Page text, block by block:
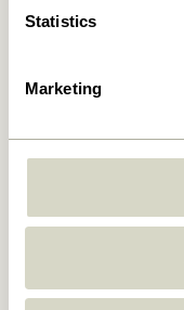
Statistics
Marketing